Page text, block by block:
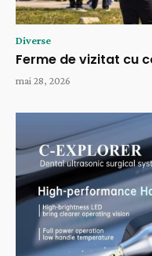
Diverse
Ferme de vizitat cu
mai 28, 2026